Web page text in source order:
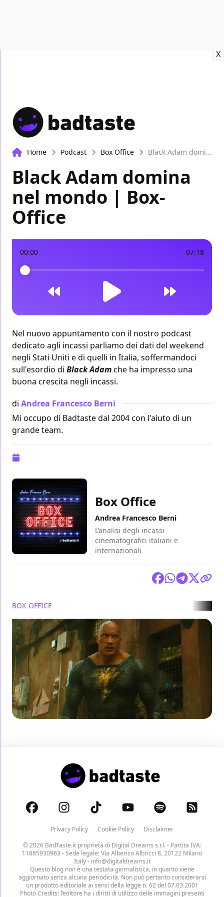
X
Home Podcast Box Office Black Adam domina nel mondo | Box-Office
Black Adam domina
nel mondo | Box-
Office
00:00 07:18
Nel nuovo appuntamento con il nostro podcast
dedicato agli incassi parliamo dei dati del weekend
negli Stati Uniti e di quelli in Italia, soffermandoci
sull'esordio di Black Adamche ha impresso una
buona crescita negli incassi.
di Andrea Francesco Berni
Mi occupo di Badtaste dal 2004 con l'aiuto di un
grande team.
Box Office
Andrea Francesco Berni
L’analisi degli incassi
cinematografici italiani e
internazionali
BOX-OFFICE
Privacy Policy Cookie Policy
Disclaimer
© 2026 BadTaste.it proprietà di Digital Dreams s.r.l.- Partita IVA:
11885930963 - Sede legale: Via Alberico Albricci 8, 20122 Milano
Italy - info@digitaldreams.it
Questo blog non è una testata giornalistica, in quanto viene
aggiornato senza alcuna periodicità. Non può pertanto considerarsi
un prodotto editoriale ai sensi della legge n. 62 del 07.03.2001
Photo Credits: l’editore ha i diritti di utilizzo delle immagini presenti